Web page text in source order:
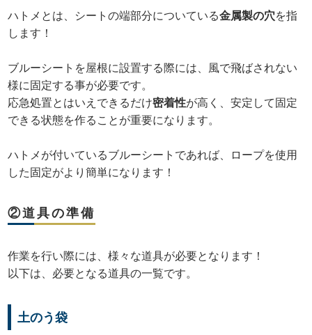
ハトメとは、シートの端部分についている金属製の穴を指
します！
ブルーシートを屋根に設置する際には、風で飛ばされない
様に固定する事が必要です。
応急処置とはいえできるだけ密着性が高く、安定して固定
できる状態を作ることが重要になります。
ハトメが付いているブルーシートであれば、ロープを使用
した固定がより簡単になります！
②道具の準備
作業を行い際には、様々な道具が必要となります！
以下は、必要となる道具の一覧です。
土のう袋